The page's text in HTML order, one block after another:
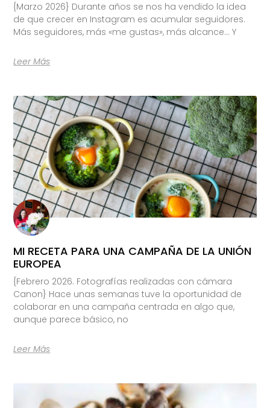
{Marzo 2026} Durante años se nos ha vendido la idea
de que crecer en Instagram es acumular seguidores.
Más seguidores, más «me gustas», más alcance… Y
Leer Más
MI RECETA PARA UNA CAMPAÑA DE LA UNIÓN
EUROPEA
{Febrero 2026. Fotografías realizadas con cámara
Canon} Hace unas semanas tuve la oportunidad de
colaborar en una campaña centrada en algo que,
aunque parece básico, no
Leer Más